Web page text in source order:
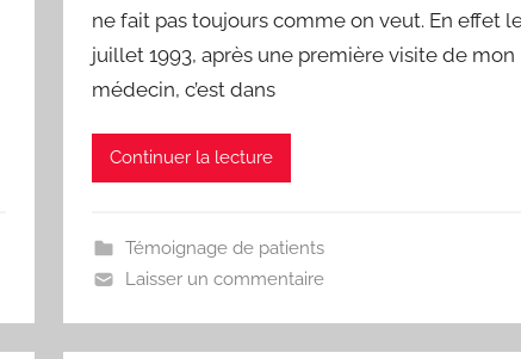
ne fait pas toujours comme on veut. En effet
juillet 1993, après une première visite de mon
médecin, c’est dans
Continuer la lecture
Témoignage de patients
Laisser un commentaire